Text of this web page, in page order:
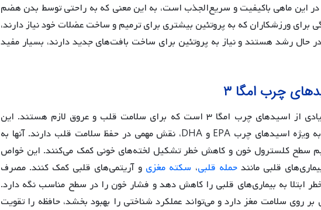
در این ماهی باکیفیت و سریع‌الجذب است، به این معنی که به راحتی توسط بدن هضم
برای ورزشکاران که به پروتئین بیشتری برای ترمیم و ساخت عضلات خود نیاز دارند،
حال رشد هستند و نیاز به پروتئین برای ساخت بافت‌های جدید دارند، بسیار مفید
چرب امگا ۳
ماهی سوف دارای مقدار زیادی از اسیدهای چرب امگا ۳ است که برای سلامت قلب و عروق لازم هستند. این
اسیدهای چرب غیراشباع، به ویژه اسیدهای چرب EPA و DHA، نقش مهمی در حفظ سلامت قلب دارند. آنها به
سطح کلسترول خون و کاهش خطر تشکیل لخته‌های خونی کمک می‌کنند. این خواص
قلبی مانندحمله قلبی، سکته مغزی و آریتمی‌های قلبی کمک کنند. مصرف
ابتلا به بیماری‌های قلبی را کاهش دهد و فشار خون را در سطح مناسب نگه دارد.
۳ تأثیر مثبتی بر روی سلامت مغز دارد و می‌تواند عملکرد شناختی را بهبود بخشد، حافظه را تقویت